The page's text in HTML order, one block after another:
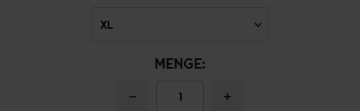
MENGE:
− +